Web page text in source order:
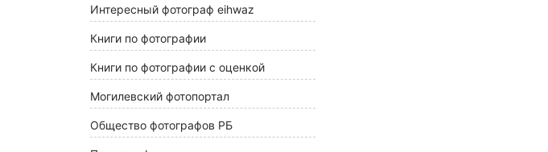
Интересный фотограф eihwaz
Книги по фотографии
Книги по фотографии с оценкой
Могилевский фотопортал
Общество фотографов РБ